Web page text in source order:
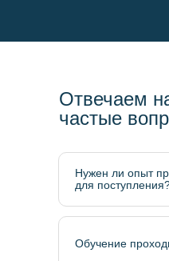
Отвечаем
частые
Нужен ли опыт
для
Обучение